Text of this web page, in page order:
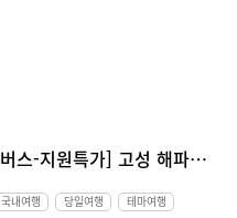
[버스-지원특가] 고성 해파랑길 당일여행 (설악산 화암사 숲길, 능파대, 아야진 해변, 화진포의성)
국내여행 당일여행 테마여행